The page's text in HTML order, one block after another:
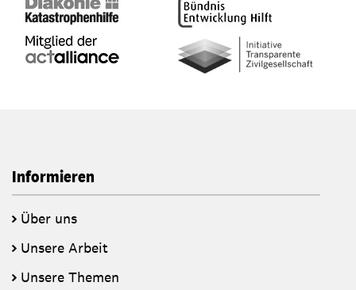
Informieren
Über uns
Unsere Arbeit
Unsere Themen